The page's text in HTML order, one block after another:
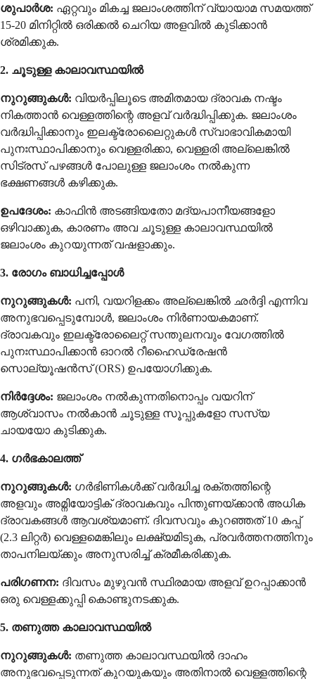
ശുപാർശ: ഏറ്റവും മികച്ച ജലാംശത്തിന് വ്യായാമ സമയത്ത്
15-20 മിനിറ്റിൽ ഒരിക്കൽ ചെറിയ അളവിൽ കുടിക്കാൻ
ശ്രമിക്കുക.
2. ചൂടുള്ള കാലാവസ്ഥയിൽ
നുറുങ്ങുകൾ: വിയർപ്പിലൂടെ അമിതമായ ദ്രാവക നഷ്ടം
നികത്താൻ വെള്ളത്തിന്റെ അളവ് വർദ്ധിപ്പിക്കുക. ജലാംശം
വർദ്ധിപ്പിക്കാനും ഇലക്ട്രോലൈറ്റുകൾ സ്വാഭാവികമായി
പുനഃസ്ഥാപിക്കാനും വെള്ളരിക്കാ, വെള്ളരി അല്ലെങ്കിൽ
സിട്രസ് പഴങ്ങൾ പോലുള്ള ജലാംശം നൽകുന്ന
ഭക്ഷണങ്ങൾ കഴിക്കുക.
ഉപദേശം: കാഫിൻ അടങ്ങിയതോ മദ്യപാനീയങ്ങളോ
ഒഴിവാക്കുക, കാരണം അവ ചൂടുള്ള കാലാവസ്ഥയിൽ
ജലാംശം കുറയുന്നത് വഷളാക്കും.
3. രോഗം ബാധിച്ചപ്പോൾ
നുറുങ്ങുകൾ: പനി, വയറിളക്കം അല്ലെങ്കിൽ ഛർദ്ദി എന്നിവ
അനുഭവപ്പെടുമ്പോൾ, ജലാംശം നിർണായകമാണ്.
ദ്രാവകവും ഇലക്ട്രോലൈറ്റ് സന്തുലനവും വേഗത്തിൽ
പുനഃസ്ഥാപിക്കാൻ ഓറൽ റീഹൈഡ്രേഷൻ
സൊല്യൂഷൻസ് (ORS) ഉപയോഗിക്കുക.
നിർദ്ദേശം: ജലാംശം നൽകുന്നതിനൊപ്പം വയറിന്
ആശ്വാസം നൽകാൻ ചൂടുള്ള സൂപ്പുകളോ സസ്യ
ചായയോ കുടിക്കുക.
4. ഗർഭകാലത്ത്
നുറുങ്ങുകൾ: ഗർഭിണികൾക്ക് വർദ്ധിച്ച രക്തത്തിന്റെ
അളവും അമ്നിയോട്ടിക് ദ്രാവകവും പിന്തുണയ്ക്കാൻ അധിക
ദ്രാവകങ്ങൾ ആവശ്യമാണ്. ദിവസവും കുറഞ്ഞത് 10 കപ്പ്
(2.3 ലിറ്റർ) വെള്ളമെങ്കിലും ലക്ഷ്യമിടുക, പ്രവർത്തനത്തിനും
താപനിലയ്ക്കും അനുസരിച്ച് ക്രമീകരിക്കുക.
പരിഗണന: ദിവസം മുഴുവൻ സ്ഥിരമായ അളവ് ഉറപ്പാക്കാൻ
ഒരു വെള്ളക്കുപ്പി കൊണ്ടുനടക്കുക.
5. തണുത്ത കാലാവസ്ഥയിൽ
നുറുങ്ങുകൾ: തണുത്ത കാലാവസ്ഥയിൽ ദാഹം
അനുഭവപ്പെടുന്നത് കുറയുകയും അതിനാൽ വെള്ളത്തിന്റെ